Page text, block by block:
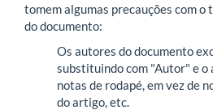
tomem algumas precauções com o
do documento:
Os autores do documento
substituindo com "Autor" e o
notas de rodapé, em vez de
do artigo, etc.